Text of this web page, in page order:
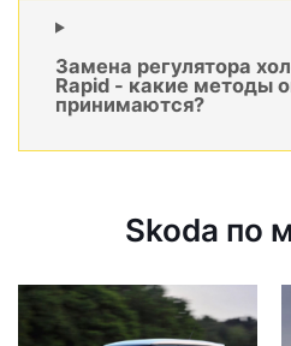
Замена регулятора
Rapid - какие методы
принимаются?
Skoda по